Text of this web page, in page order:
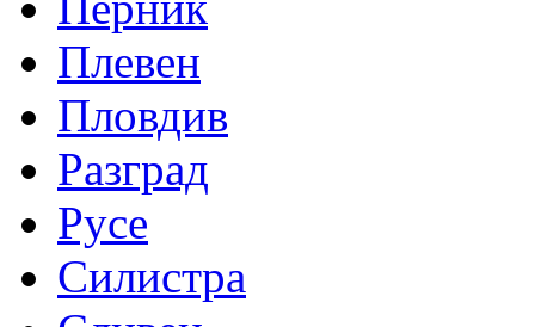
Плевен
Пловдив
Разград
Русе
Силистра